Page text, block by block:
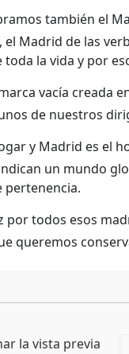
también el
Madrid de las
la vida y por
vacía creada
de nuestros
y Madrid es el
un mundo
pertenencia.
por todos esos
queremos